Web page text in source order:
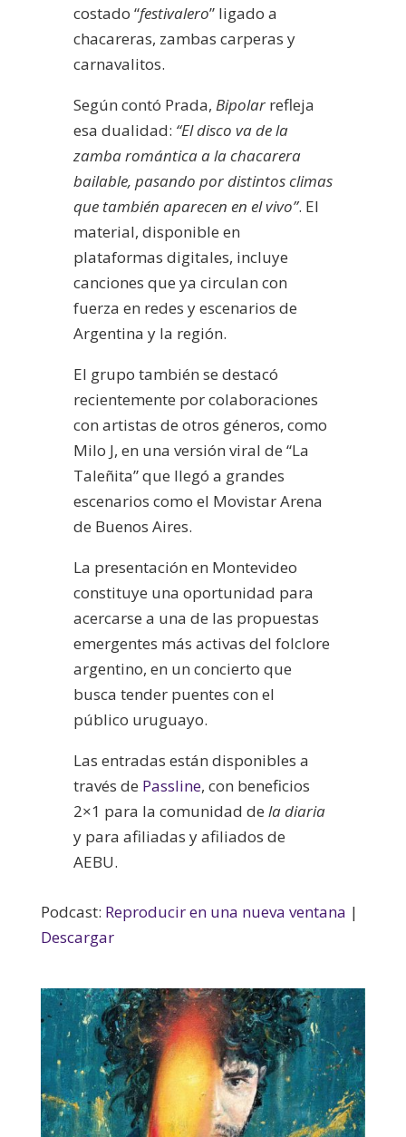
costado “festivalero” ligado a
chacareras, zambas carperas y
carnavalitos.
Según contó Prada, Bipolarrefleja
esa dualidad: “El disco va de la
zamba romántica a la chacarera
bailable, pasando por distintos climas
que también aparecen en el vivo”. El
material, disponible en
plataformas digitales, incluye
canciones que ya circulan con
fuerza en redes y escenarios de
Argentina y la región.
El grupo también se destacó
recientemente por colaboraciones
con artistas de otros géneros, como
Milo J, en una versión viral de “La
Taleñita” que llegó a grandes
escenarios como el Movistar Arena
de Buenos Aires.
La presentación en Montevideo
constituye una oportunidad para
acercarse a una de las propuestas
emergentes más activas del folclore
argentino, en un concierto que
busca tender puentes con el
público uruguayo.
Las entradas están disponibles a
través de Passline, con beneficios
2×1 para la comunidad de la diaria
y para afiliadas y afiliados de
AEBU.
Podcast: Reproducir en una nueva ventana |
Descargar